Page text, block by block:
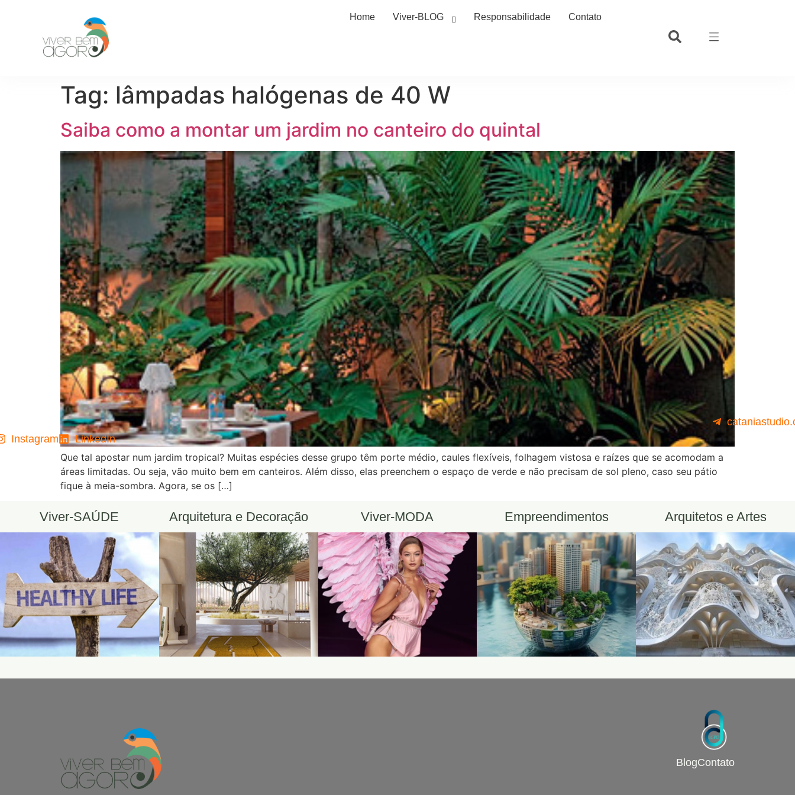
Home Viver-BLOG Responsabilidade Contato
Tag: lâmpadas halógenas de 40 W
Saiba como a montar um jardim no canteiro do quintal
Que tal apostar num jardim tropical? Muitas espécies desse grupo têm porte médio, caules flexíveis, folhagem vistosa e raízes que se acomodam a
áreas limitadas. Ou seja, vão muito bem em canteiros. Além disso, elas preenchem o espaço de verde e não precisam de sol pleno, caso seu pátio
fique à meia-sombra. Agora, se os […]
Viver-SAÚDE Arquitetura e Decoração Viver-MODA Empreendimentos Arquitetos e Artes
BlogContato
Instagram LinkedIn